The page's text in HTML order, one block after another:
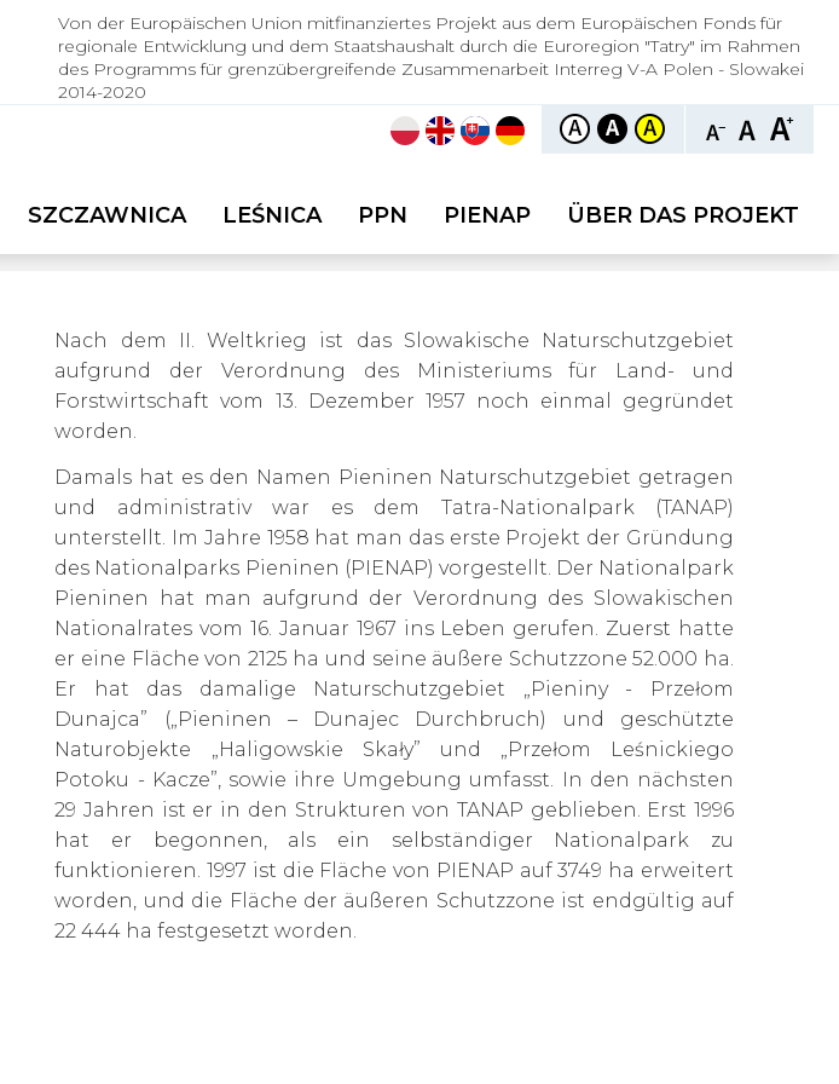
Von der Europäischen Union mitfinanziertes Projekt aus dem Europäischen Fonds für
regionale Entwicklung und dem Staatshaushalt durch die Euroregion "Tatry" im Rahmen
des Programms für grenzübergreifende Zusammenarbeit Interreg V-A Polen - Slowakei
2014-2020
SZCZAWNICA LEŚNICA PPN PIENAP ÜBER DAS PROJEKT
Nach dem II. Weltkrieg ist das Slowakische Naturschutzgebiet
aufgrund der Verordnung des Ministeriums für Land- und
Forstwirtschaft vom 13. Dezember 1957 noch einmal gegründet
worden.
Damals hat es den Namen Pieninen Naturschutzgebiet getragen
und administrativ war es dem Tatra-Nationalpark (TANAP)
unterstellt. Im Jahre 1958 hat man das erste Projekt der Gründung
des Nationalparks Pieninen (PIENAP) vorgestellt. Der Nationalpark
Pieninen hat man aufgrund der Verordnung des Slowakischen
Nationalrates vom 16. Januar 1967 ins Leben gerufen. Zuerst hatte
er eine Fläche von 2125 ha und seine äußere Schutzzone 52.000 ha.
Er hat das damalige Naturschutzgebiet „Pieniny - Przełom
Dunajca” („Pieninen – Dunajec Durchbruch) und geschützte
Naturobjekte „Haligowskie Skały” und „Przełom Leśnickiego
Potoku - Kacze”, sowie ihre Umgebung umfasst. In den nächsten
29 Jahren ist er in den Strukturen von TANAP geblieben. Erst 1996
hat er begonnen, als ein selbständiger Nationalpark zu
funktionieren. 1997 ist die Fläche von PIENAP auf 3749 ha erweitert
worden, und die Fläche der äußeren Schutzzone ist endgültig auf
22 444 ha festgesetzt worden.